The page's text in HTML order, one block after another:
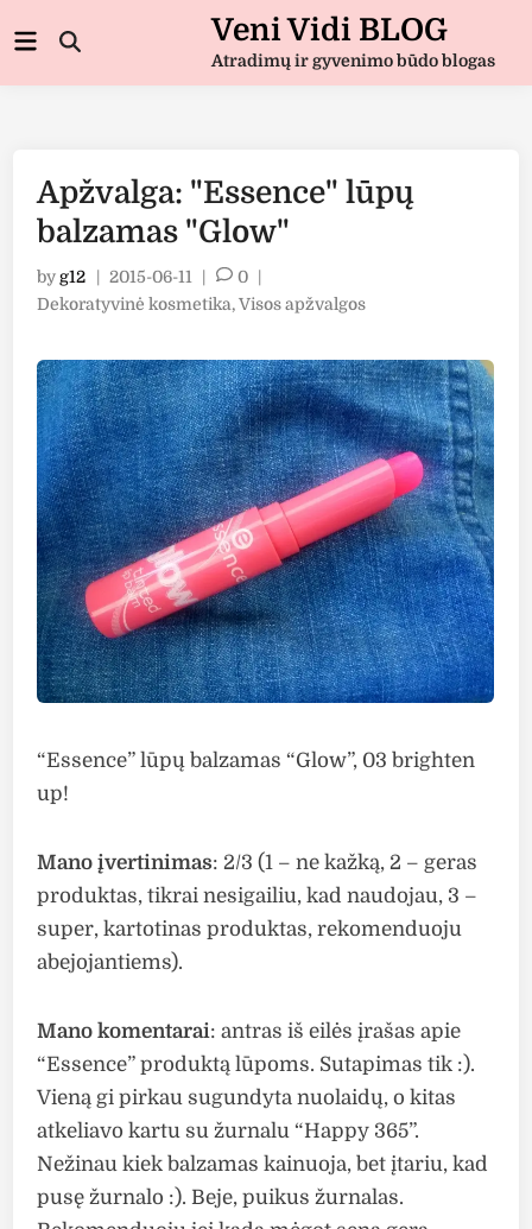
to
Veni Vidi BLOG
Atradimų ir gyvenimo būdo blogas
Open
Main
Apžvalga: "Essence" lūpų
balzamas "Glow"
byg12 2015-06-11 0
Posted
Dekoratyvinė kosmetika,Visos apžvalgos
“Essence” lūpų balzamas “Glow”, 03 brighten
up!
Mano įvertinimas: 2/3 (1 – ne kažką, 2 – geras
produktas, tikrai nesigailiu, kad naudojau, 3 –
super, kartotinas produktas, rekomenduoju
abejojantiems).
Mano komentarai: antras iš eilės įrašas apie
“Essence” produktą lūpoms. Sutapimas tik :).
Vieną gi pirkau sugundyta nuolaidų, o kitas
atkeliavo kartu su žurnalu “Happy 365”.
Nežinau kiek balzamas kainuoja, bet įtariu, kad
pusę žurnalo :). Beje, puikus žurnalas.